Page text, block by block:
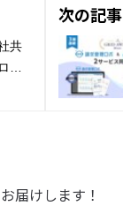
共
ボ
次の記事
届けします！